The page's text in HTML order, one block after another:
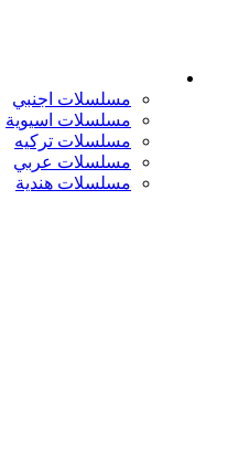
مسلسلات اجنبي
مسلسلات اسيوية
مسلسلات تركيه
مسلسلات عربي
مسلسلات هندية